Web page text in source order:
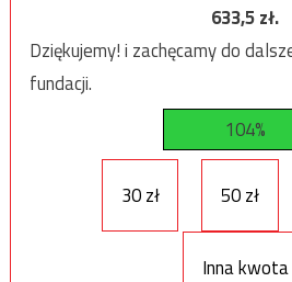
633,5zł.
Dziękujemy! i zachęcamy do
fundacji.
104%
30 zł 50 zł
Inna kwota